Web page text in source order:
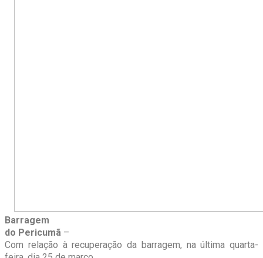
Barragem
do Pericumã –
Com relação à recuperação da barragem, na última quarta-